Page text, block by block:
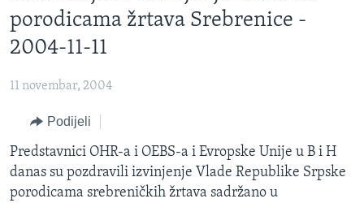
na
glavnu
Idi
pretragu
FOTOGRAFIJE DANA
SJEDINJENE AMERIČKE DRŽAVE
BOSNA I HERCEGOVINA
SVIJET
NAUKA I TEHNOLOGIJA
SPECIJALNI PROJEKTI
KORUPCIJA
SLOBODA MEDIJA
porodicama žrtava Srebrenice -
2004-11-11
11 novembar, 2004
Podijeli
Predstavnici OHR-a i OEBS-a i Evropske Unije u B i H
danas su pozdravili izvinjenje Vlade Republike Srpske
porodicama srebreničkih žrtava sadržano u